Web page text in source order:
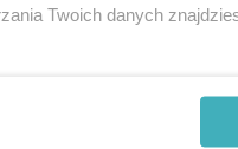
dokłada wszelkich
wynikającej z
o działalności leczniczej.
Twoich danych